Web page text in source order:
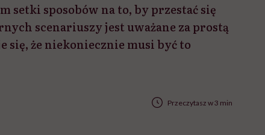
setki sposobów na to, by przestać się
scenariuszy jest uważane za prostą
się, że niekoniecznie musi być to
Przeczytasz w 3 min